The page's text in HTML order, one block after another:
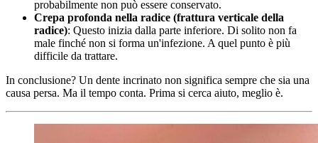
probabilmente non può essere conservato.
Crepa profonda nella radice (frattura verticale della
radice): Questo inizia dalla parte inferiore. Di solito non fa
male finché non si forma un'infezione. A quel punto è più
difficile da trattare.
In conclusione? Un dente incrinato non significa sempre che sia una
causa persa. Ma il tempo conta. Prima si cerca aiuto, meglio è.